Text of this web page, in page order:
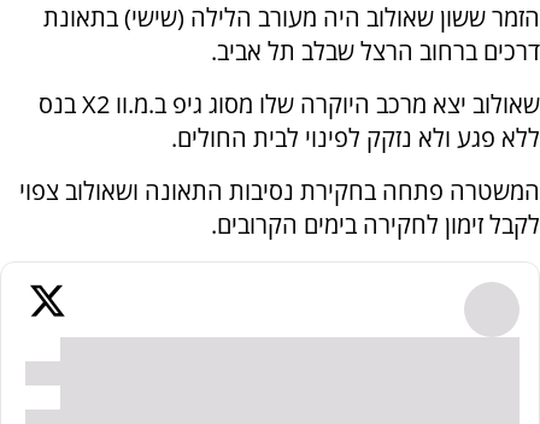
הזמר ששון שאולוב היה מעורב הלילה (שישי) בתאונת
דרכים ברחוב הרצל שבלב תל אביב.
שאולוב יצא מרכב היוקרה שלו מסוג גיפ ב.מ.וו X2 בנס
ללא פגע ולא נזקק לפינוי לבית החולים.
המשטרה פתחה בחקירת נסיבות התאונה ושאולוב צפוי
לקבל זימון לחקירה בימים הקרובים.